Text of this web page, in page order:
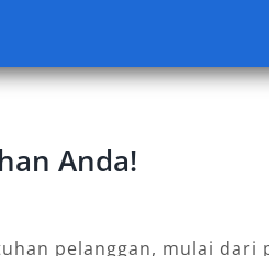
Anda!
pelanggan, mulai dari